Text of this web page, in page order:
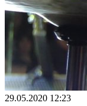
29.05.2020 12:23